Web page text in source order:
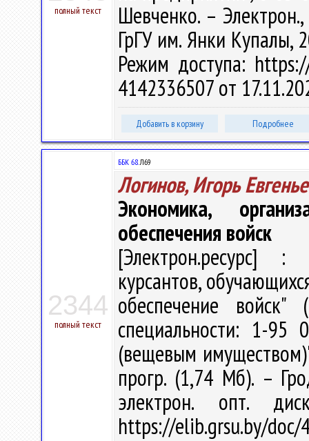
полный текст
Шевченко. –
ГрГУ им. Янки Купалы,
Режим доступа:
4142336507 от
Добавить в корзину Подробнее
2344
полный текст
ББК 68.Л69
Логинов, Игорь
Экономика,
обеспечения войск
[Электрон.ресурс] :
курсантов,
обеспечение
специальности: 1-95
(вещевым
прогр. (1,74 Мб). –
электрон. опт.
https://elib.grsu.by/doc/